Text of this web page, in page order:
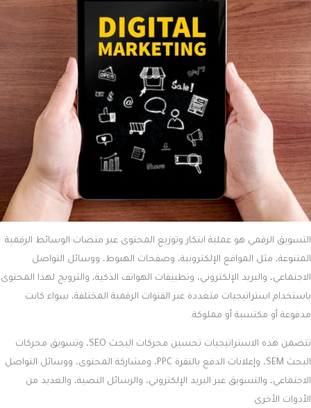
التسويق الرقمي هو عملية ابتكار وتوزيع المحتوى عبر منصات الوسائط الرقمية
المتنوعة، مثل المواقع الإلكترونية، وصفحات الهبوط، ووسائل التواصل
الاجتماعي، والبريد الإلكتروني، وتطبيقات الهواتف الذكية، والترويج لهذا المحتوى
باستخدام استراتيجيات متعددة عبر القنوات الرقمية المختلفة، سواء كانت
مدفوعة أو مكتسبة أو مملوكة.
تتضمن هذه الاستراتيجيات تحسين محركات البحث SEO، وتسويق محركات
البحث SEM، وإعلانات الدفع بالنقرة PPC، ومشاركة المحتوى، ووسائل التواصل
الاجتماعي، والتسويق عبر البريد الإلكتروني، والرسائل النصية، والعديد من
الأدوات الأخرى.